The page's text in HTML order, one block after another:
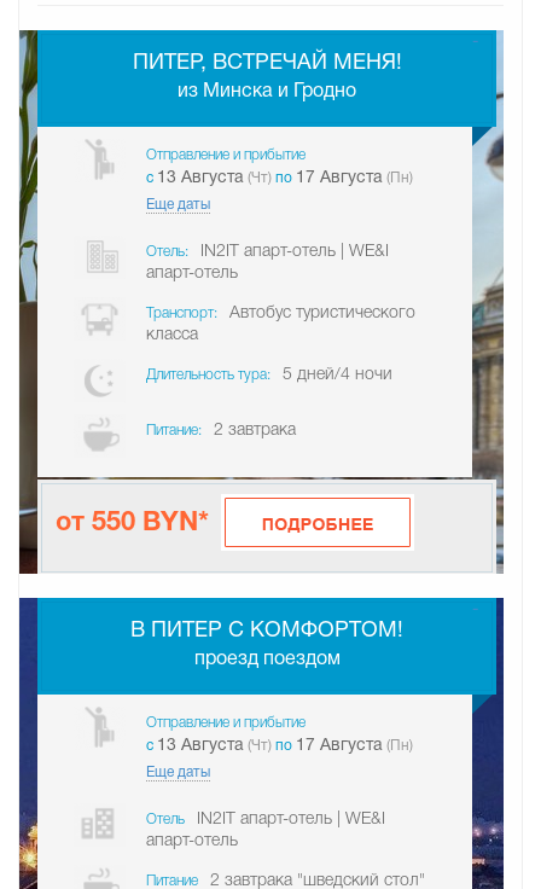
ПИТЕР, ВСТРЕЧАЙ МЕНЯ!
из Минска и Гродно
Отправление и прибытие
c 13 Августа (Чт) по 17 Августа (Пн)
Еще даты
Отель:
IN2IT апарт-отель | WE&I
апарт-отель
Транспорт:
Автобус туристического
класса
Длительность тура: 5 дней/4 ночи
Питание: 2 завтрака
от 550 BYN*
-
В ПИТЕР С КОМФОРТОМ!
проезд поездом
Отправление и прибытие
c 13 Августа (Чт) по 17 Августа (Пн)
Еще даты
Отель
IN2IT апарт-отель | WE&I
апарт-отель
Питание 2 завтрака "шведский стол"
-